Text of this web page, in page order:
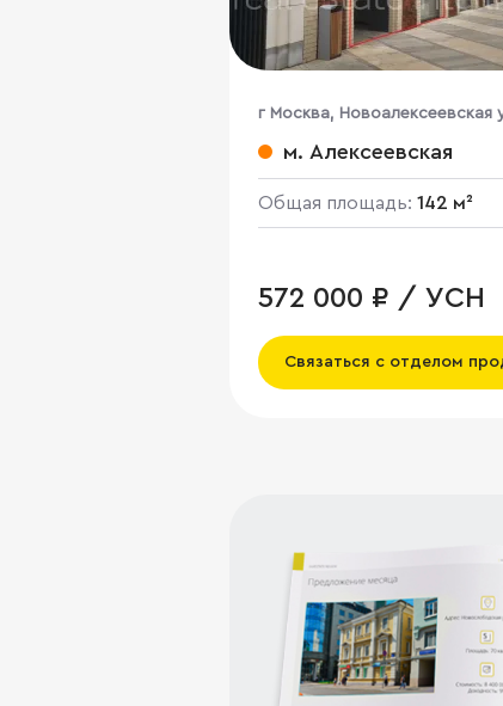
г Москва, Новоалексеевская
корп. 3м. Алексеевская
Общая площадь: 142 м²
572 000 ₽ / УСН
Связаться с отделом